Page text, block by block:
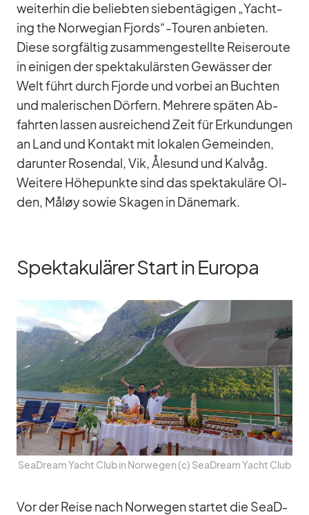
wei­ter­hin die be­lieb­ten sie­ben­tä­gi­gen „Yacht­
ing the Nor­we­gian Fjords“-Touren an­bie­ten.
Diese sorg­fäl­tig zu­sam­men­ge­stellte Rei­se­route
in ei­ni­gen der spek­ta­ku­lärs­ten Ge­wäs­ser der
Welt führt durch Fjorde und vor­bei an Buch­ten
und ma­le­ri­schen Dör­fern. Meh­rere spä­ten Ab­
fahr­ten las­sen aus­rei­chend Zeit für Er­kun­dun­gen
an Land und Kon­takt mit lo­ka­len Ge­mein­den,
dar­un­ter Ro­sendal, Vik, Åle­sund und Kal­våg.
Wei­tere Hö­he­punkte sind das spek­ta­ku­läre Ol­
den, Måløy so­wie Ska­gen in Dä­ne­mark.
Spektakulärer Start in Europa
SeaD­ream Yacht Club in Nor­we­gen (c) SeaD­ream Yacht Club
Vor der Reise nach Nor­we­gen star­tet die SeaD­